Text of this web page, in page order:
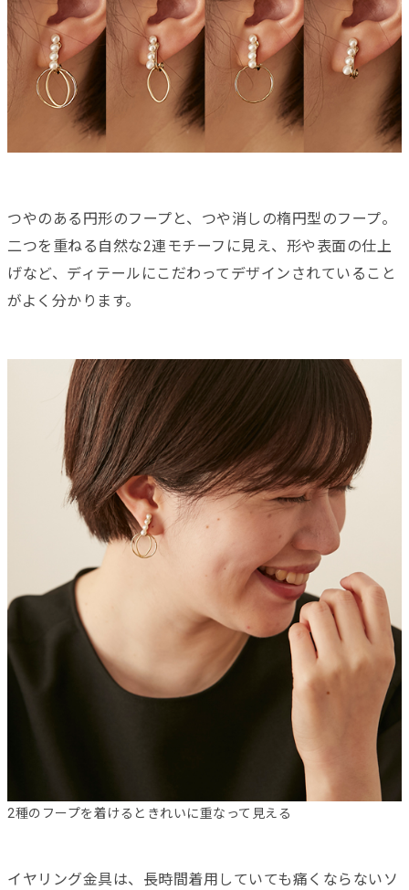
つやのある円形のフープと、つや消しの楕円型のフープ。
二つを重ねる自然な2連モチーフに見え、形や表面の仕上
げなど、ディテールにこだわってデザインされていること
がよく分かります。
2種のフープを着けるときれいに重なって見える
イヤリング金具は、長時間着用していても痛くならないソ